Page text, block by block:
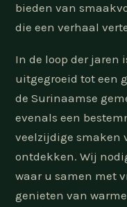
bieden van
die een verhaal
In de loop der jaren
uitgegroeid tot een
de Surinaamse
evenals een
veelzijdige smaken
ontdekken. Wij
waar u samen met
genieten van